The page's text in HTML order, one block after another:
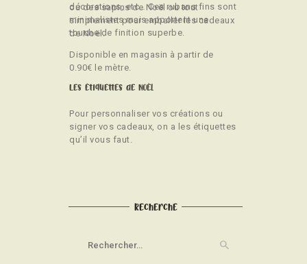
ou des sapins de Noël ou tout
simplement pour emballer les cadeaux
de Noël.
décorations, etc… Ces rubans fins sont
minimalistes mais apportent une
touche de finition superbe.
Disponible en magasin à partir de
0.90€ le mètre.
Les étiquettes de Noël
Pour personnaliser vos créations ou
signer vos cadeaux, on a les étiquettes
qu’il vous faut.
Recherche